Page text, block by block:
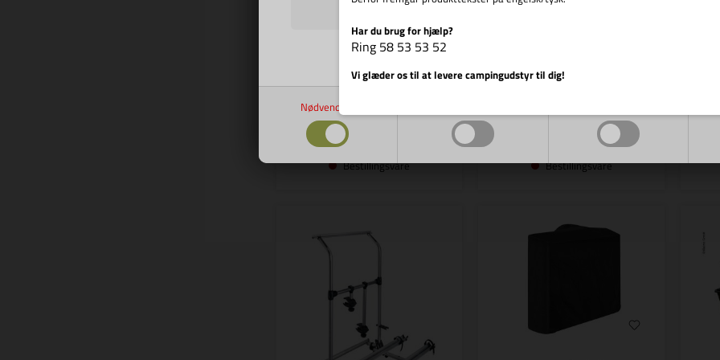
Nødvendige
259,00 DKK
Bestillingsvare
1.819,00
Bestillingsvare
Har du brug for hjælp?
Ring 58 53 53 52
Vi glæder os til at levere campingudstyr til dig!